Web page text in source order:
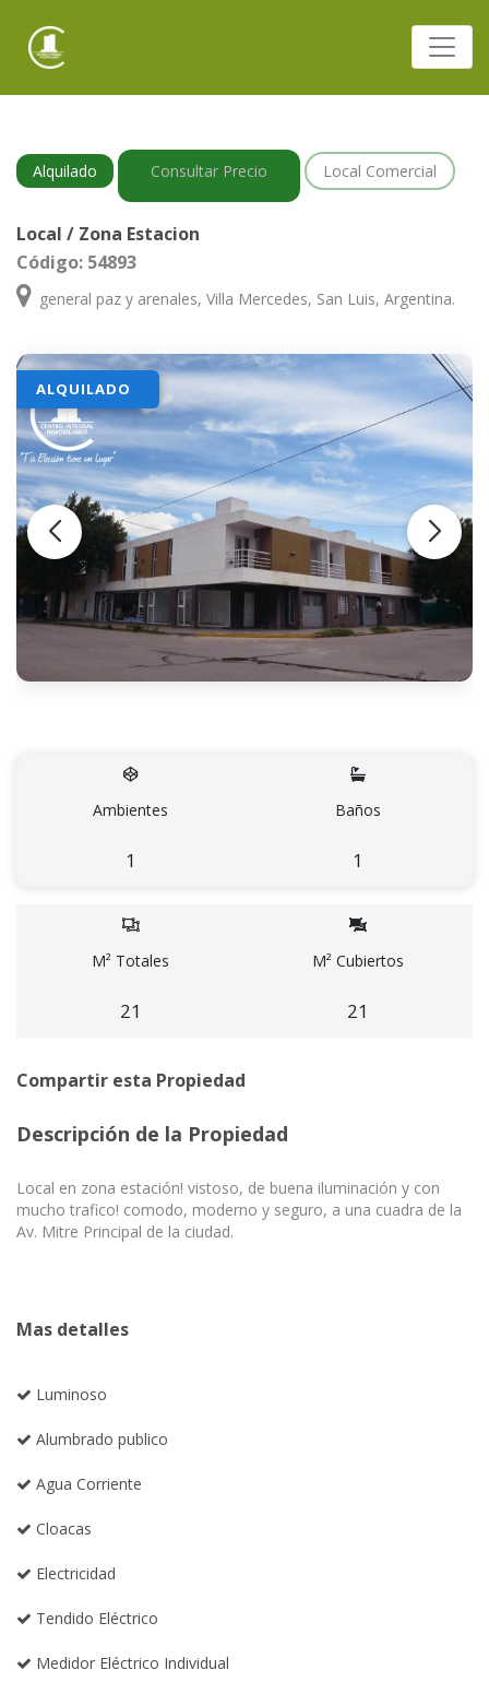
Alquilado Consultar Precio Local Comercial
Local / Zona Estacion
Código: 54893
general paz y arenales, Villa Mercedes, San Luis, Argentina.
ALQUILADO
Ambientes
1
Baños
1
M² Totales
21
M² Cubiertos
21
Compartir esta Propiedad
Descripción de la Propiedad
Local en zona estación! vistoso, de buena iluminación y con
mucho trafico! comodo, moderno y seguro, a una cuadra de la
Av. Mitre Principal de la ciudad.
Mas detalles
Luminoso
Alumbrado publico
Agua Corriente
Cloacas
Electricidad
Tendido Eléctrico
Medidor Eléctrico Individual